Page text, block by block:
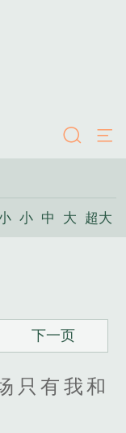
小 中 大 超大
下一页
只有我和